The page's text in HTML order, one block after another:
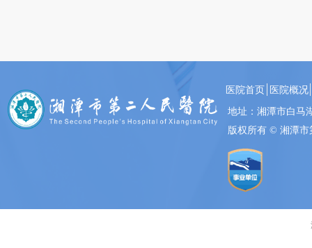
地址：湘潭市白马
版权所有 © 湘潭市
医院首页 医院概况